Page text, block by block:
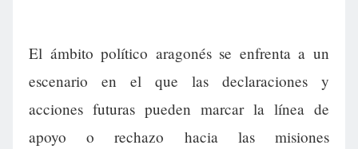
El ámbito político aragonés se enfrenta a un
escenario en el que las declaraciones y
acciones futuras pueden marcar la línea de
apoyo o rechazo hacia las misiones